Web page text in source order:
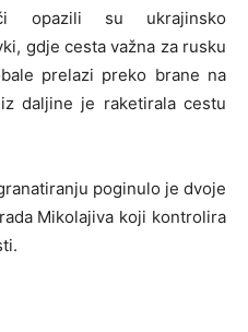
opazili su ukrajinsko
gdje cesta važna za rusku
prelazi preko brane na
daljine je raketirala cestu
poginulo je dvoje
Mikolajiva koji kontrolira